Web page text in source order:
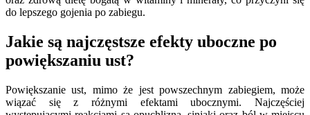
do lepszego gojenia po zabiegu.
Jakie są najczęstsze efekty uboczne po
powiększaniu ust?
Powiększanie ust, mimo że jest powszechnym zabiegiem, może
wiązać się z różnymi efektami ubocznymi. Najczęściej